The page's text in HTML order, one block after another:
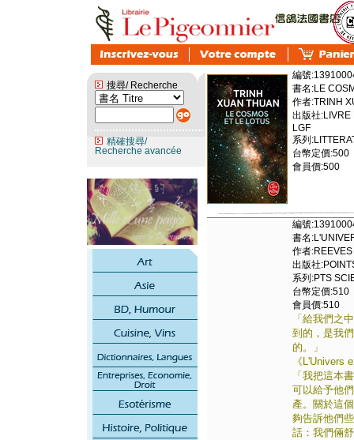
搜尋/ Recherche
精確搜尋/
Recherche avancée
編號
書名:LE
作者:TRINH
出版社:LIVRE
LGF
系列
台幣定價:500
會員價:500
編號
書名
作者
出版社
系列:PTS
台幣定價:510
會員價:510
「給我們之
到的，是我
的。」
《L'Univers
「我把這本
可以給予他
產。關於這
夠告訴他們
話：我們倆